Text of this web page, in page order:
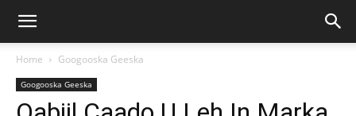
Home Googooska Geeska
Googooska Geeska